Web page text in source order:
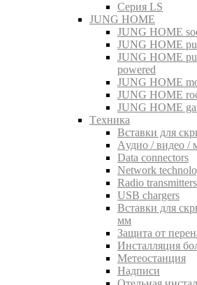
Серия LS
JUNG HOME
JUNG HOME
JUNG HOME
JUNG HOME
powered
JUNG HOME
JUNG HOME
JUNG HOME
Tехника
Вставки для
Aудио / видео /
Data connectors
Network
Radio transmitters
USB chargers
Вставки для
мм
Защита от
Инсталляция
Метеостанция
Надписи